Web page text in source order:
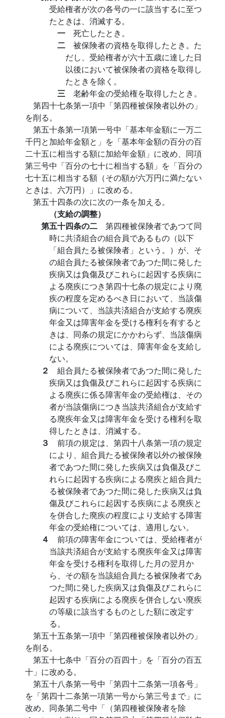
受給権者が次の各号の一に該当するに至つ
たときは、消滅する。
一 死亡したとき。
二 被保険者の資格を取得したとき。た
だし、受給権者が六十五歳に達した日
以後において被保険者の資格を取得し
たときを除く。
三 老齢年金の受給権を取得したとき。
第四十七条第一項中「第四種被保険者以外の」
を削る。
第五十条第一項第一号中「基本年金額に一万二
千円と加給年金額と」を「基本年金額の百分の百
二十五に相当する額に加給年金額」に改め、同項
第三号中「百分の七十に相当する額」を「百分の
七十五に相当する額（その額が六万円に満たない
ときは、六万円）」に改める。
第五十四条の次に次の一条を加える。
（支給の調整）
第五十四条の二 第四種被保険者であつて同
時に共済組合の組合員であるもの（以下
「組合員たる被保険者」という。）が、そ
の組合員たる被保険者であつた間に発した
疾病又は負傷及びこれらに起因する疾病に
よる廃疾につき第四十七条の規定により廃
疾の程度を定めるべき日において、当該傷
病について、当該共済組合が支給する廃疾
年金又は障害年金を受ける権利を有すると
きは、同条の規定にかかわらず、当該傷病
による廃疾については、障害年金を支給し
ない。
２ 組合員たる被保険者であつた間に発した
疾病又は負傷及びこれらに起因する疾病に
よる廃疾に係る障害年金の受給権は、その
者が当該傷病につき当該共済組合が支給す
る廃疾年金又は障害年金を受ける権利を取
得したときは、消滅する。
３ 前項の規定は、第四十八条第一項の規定
により、組合員たる被保険者以外の被保険
者であつた間に発した疾病又は負傷及びこ
れらに起因する疾病による廃疾と組合員た
る被保険者であつた間に発した疾病又は負
傷及びこれらに起因する疾病による廃疾と
を併合した廃疾の程度により支給する障害
年金の受給権については、適用しない。
４ 前項の障害年金については、受給権者が
当該共済組合が支給する廃疾年金又は障害
年金を受ける権利を取得した月の翌月か
ら、その額を当該組合員たる被保険者であ
つた間に発した疾病又は負傷及びこれらに
起因する疾病による廃疾を併合しない廃疾
の等級に該当するものとした額に改定す
る。
第五十五条第一項中「第四種被保険者以外の」
を削る。
第五十七条中「百分の百四十」を「百分の百五
十」に改める。
第五十八条第一号中「第四十二条第一項各号」
を「第四十二条第一項第一号から第三号まで」に
改め、同条第二号中「（第四種被保険者を除